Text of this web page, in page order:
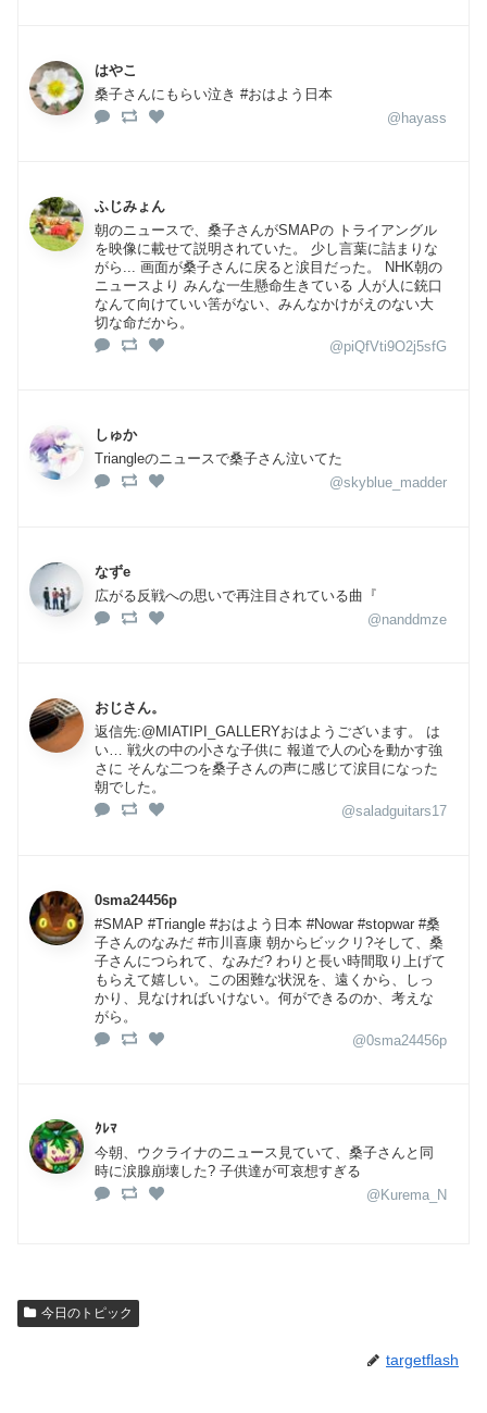
はやこ
桑子さんにもらい泣き #おはよう日本
@hayass
ふじみょん
朝のニュースで、桑子さんがSMAPの トライアングル
を映像に載せて説明されていた。 少し言葉に詰まりな
がら... 画面が桑子さんに戻ると涙目だった。 NHK朝の
ニュースより みんな一生懸命生きている 人が人に銃口
なんて向けていい筈がない、みんなかけがえのない大
切な命だから。
@piQfVti9O2j5sfG
しゅか
Triangleのニュースで桑子さん泣いてた
@skyblue_madder
なずe
広がる反戦への思いで再注目されている曲『
@nanddmze
おじさん。
返信先:@MIATIPI_GALLERYおはようございます。 は
い… 戦火の中の小さな子供に 報道で人の心を動かす強
さに そんな二つを桑子さんの声に感じて涙目になった
朝でした。
@saladguitars17
0sma24456p
#SMAP #Triangle #おはよう日本 #Nowar #stopwar #桑
子さんのなみだ #市川喜康 朝からビックリ?そして、桑
子さんにつられて、なみだ? わりと長い時間取り上げて
もらえて嬉しい。この困難な状況を、遠くから、しっ
かり、見なければいけない。何ができるのか、考えな
がら。
@0sma24456p
ｸﾚﾏ
今朝、ウクライナのニュース見ていて、桑子さんと同
時に涙腺崩壊した? 子供達が可哀想すぎる
@Kurema_N
今日のトピック
targetflash